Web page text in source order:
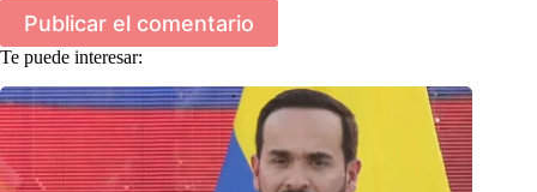
Publicar el comentario
Te puede interesar: